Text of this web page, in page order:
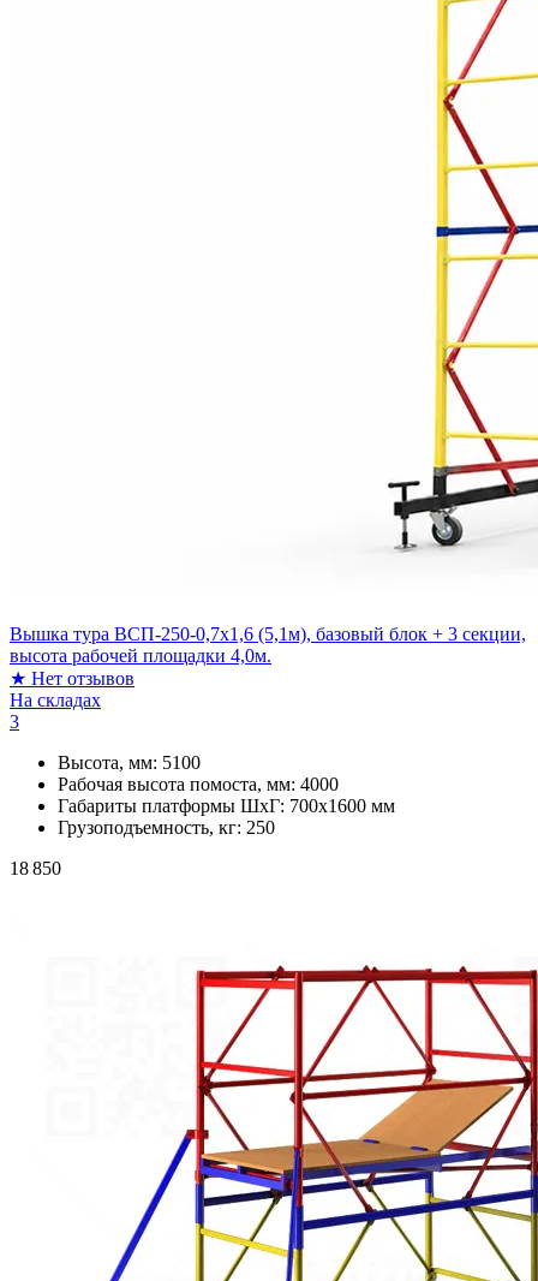
Вышка тура ВСП-250-0,7х1,6 (5,1м), базовый блок + 3 секции,
высота рабочей площадки 4,0м.
★ Нет отзывов
На складах
3
Высота, мм: 5100
Рабочая высота помоста, мм: 4000
Габариты платформы ШxГ: 700х1600 мм
Грузоподъемность, кг: 250
18 850